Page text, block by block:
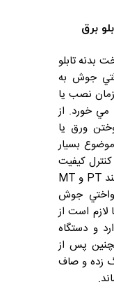
برق
بدنه تابلو
جوش به
زمان نصب يا
مي خورد. از
ورق يا
بسيار
کيفيت
جوش از تست هاي غير مخرب مانند PT و MT
جوش
لازم است از
و دستگاه
پس از
زده و صاف